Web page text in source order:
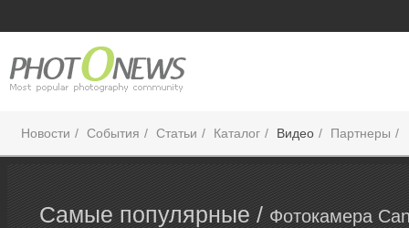
Новости События Статьи Каталог Видео Партнеры
Самые популярные / Фотокамера